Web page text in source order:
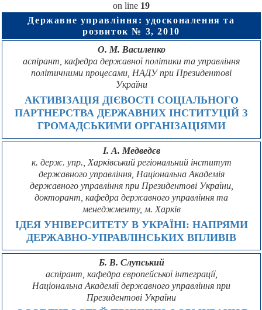
on line 19
Державне управління: удосконалення та
розвиток № 3, 2010
О. М. Василенко
аспірант, кафедра державної політики та управління
політичними процесами, НАДУ при Президентові
України
АКТИВІЗАЦІЯ ДІЄВОСТІ СОЦІАЛЬНОГО
ПАРТНЕРСТВА ДЕРЖАВНИХ ІНСТИТУЦІЙ З
ГРОМАДСЬКИМИ ОРГАНІЗАЦІЯМИ
І. А. Медведєв
к. держ. упр., Харківський регіональний інститут
державного управління, Національна Академія
державного управління при Президентові України,
докторант, кафедра державного управління тa
менеджменту, м. Харків
ІДЕЯ УНІВЕРСИТЕТУ В УКРАЇНІ: НАПРЯМИ
ДЕРЖАВНО-УПРАВЛІНСЬКИХ ВПЛИВІВ
Б. В. Слупський
аспірант, кафедра європейської інтеграції,
Національна Академії державного управління при
Президентові України